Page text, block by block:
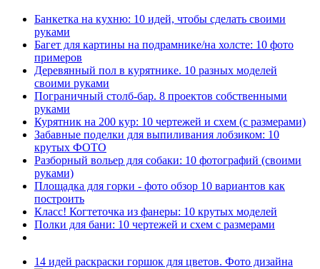
Банкетка на кухню: 10 идей, чтобы сделать своими
руками
Багет для картины на подрамнике/на холсте: 10 фото
примеров
Деревянный пол в курятнике. 10 разных моделей
своими руками
Пограничный столб-бар. 8 проектов собственными
руками
Курятник на 200 кур: 10 чертежей и схем (с размерами)
Забавные поделки для выпиливания лобзиком: 10
крутых ФОТО
Разборный вольер для собаки: 10 фотографий (своими
руками)
Площадка для горки - фото обзор 10 вариантов как
построить
Класс! Когтеточка из фанеры: 10 крутых моделей
Полки для бани: 10 чертежей и схем с размерами
14 идей раскраски горшок для цветов. Фото дизайна